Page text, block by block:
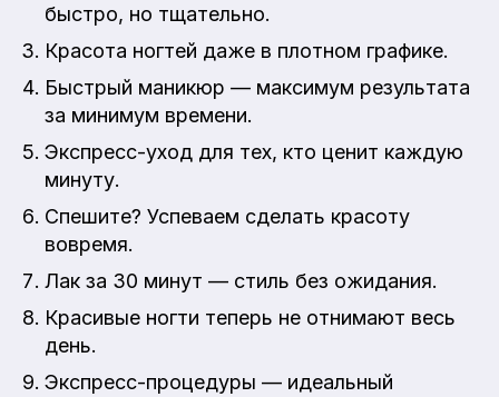
быстро, но тщательно.
Красота ногтей даже в плотном графике.
Быстрый маникюр — максимум результата
за минимум времени.
Экспресс-уход для тех, кто ценит каждую
минуту.
Спешите? Успеваем сделать красоту
вовремя.
Лак за 30 минут — стиль без ожидания.
Красивые ногти теперь не отнимают весь
день.
Экспресс-процедуры — идеальный